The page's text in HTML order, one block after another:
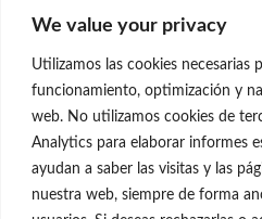
We value your privacy
Utilizamos las cookies necesarias
funcionamiento, optimización y
web. No utilizamos cookies de
Analytics para elaborar informes
ayudan a saber las visitas y las
nuestra web, siempre de forma
C/Claudio Coello, 19 - 1º
699 595 619
Información Legal